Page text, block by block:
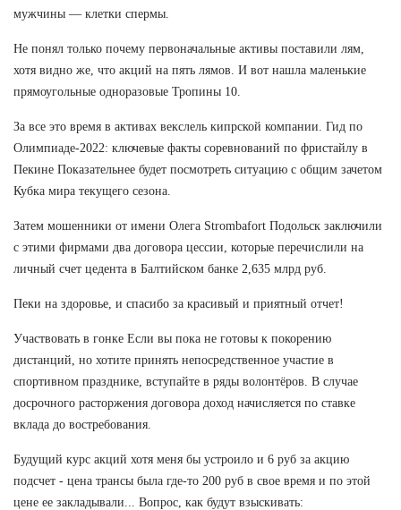
мужчины — клетки спермы.
Не понял только почему первоначальные активы поставили лям,
хотя видно же, что акций на пять лямов. И вот нашла маленькие
прямоугольные одноразовые Тропины 10.
За все это время в активах векслель кипрской компании. Гид по
Олимпиаде-2022: ключевые факты соревнований по фристайлу в
Пекине Показательнее будет посмотреть ситуацию с общим зачетом
Кубка мира текущего сезона.
Затем мошенники от имени Олега Strombafort Подольск заключили
с этими фирмами два договора цессии, которые перечислили на
личный счет цедента в Балтийском банке 2,635 млрд руб.
Пеки на здоровье, и спасибо за красивый и приятный отчет!
Участвовать в гонке Если вы пока не готовы к покорению
дистанций, но хотите принять непосредственное участие в
спортивном празднике, вступайте в ряды волонтёров. В случае
досрочного расторжения договора доход начисляется по ставке
вклада до востребования.
Будущий курс акций хотя меня бы устроило и 6 руб за акцию
подсчет - цена трансы была где-то 200 руб в свое время и по этой
цене ее закладывали... Вопрос, как будут взыскивать: